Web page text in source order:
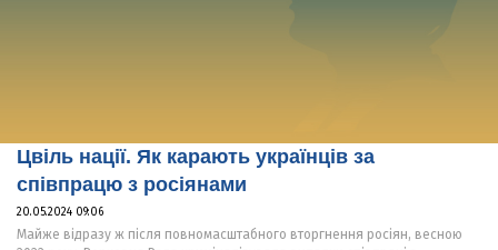
Цвіль нації. Як карають українців за
співпрацю з росіянами
20.05.2024 09:06
Майже відразу ж після повномасштабного вторгнення росіян, весною